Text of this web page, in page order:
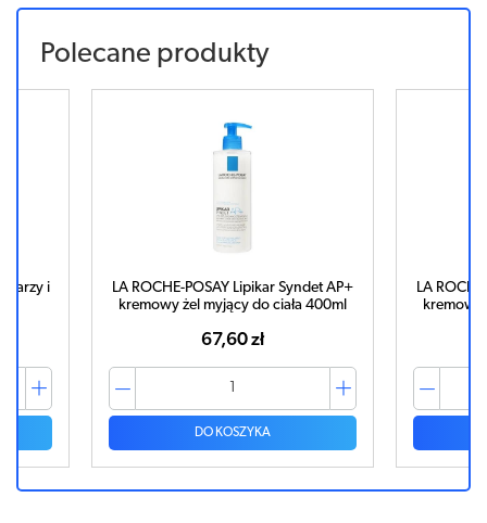
Polecane produkty
i
LA ROCHE-POSAY Lipikar Syndet AP+
kremowy żel myjący do ciała 400ml
67,60 zł
DO KOSZYKA
LA
kremowy